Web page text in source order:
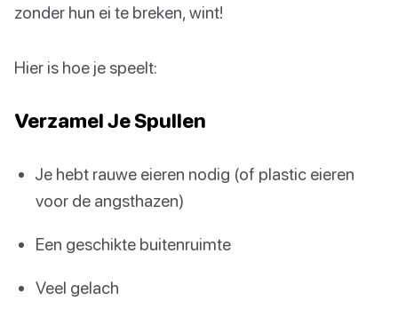
zonder hun ei te breken, wint!
Hier is hoe je speelt:
Verzamel Je Spullen
Je hebt rauwe eieren nodig (of plastic eieren
voor de angsthazen)
Een geschikte buitenruimte
Veel gelach